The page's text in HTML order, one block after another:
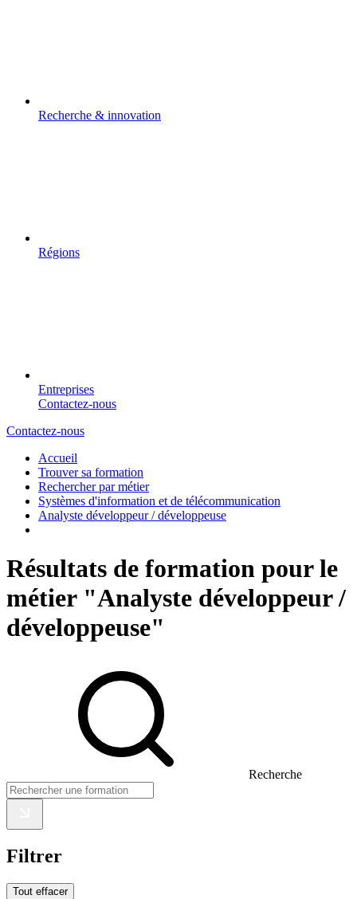
Recherche & innovation
Régions
Entreprises
Contactez-nous
Contactez-nous
Accueil
Trouver sa formation
Rechercher par métier
Systèmes d'information et de télécommunication
Analyste développeur / développeuse
Résultats de formation pour le
métier "Analyste développeur /
développeuse"
Recherche
Filtrer
Tout effacer